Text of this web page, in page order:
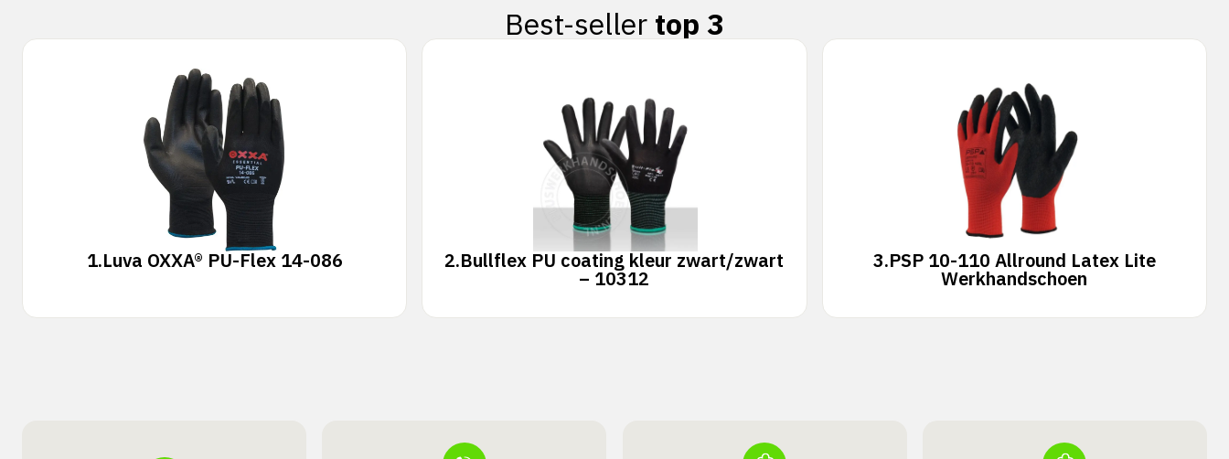
Best-seller top 3
1.Luva OXXA® PU-Flex 14-086 2.Bullflex PU coating kleur zwart/zwart
– 10312
3.PSP 10-110 Allround Latex Lite
Werkhandschoen